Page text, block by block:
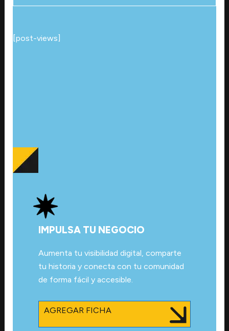
[post-views]
IMPULSA TU NEGOCIO
Aumenta tu visibilidad digital, comparte
tu historia y conecta con tu comunidad
de forma fácil y accesible.
AGREGAR FICHA